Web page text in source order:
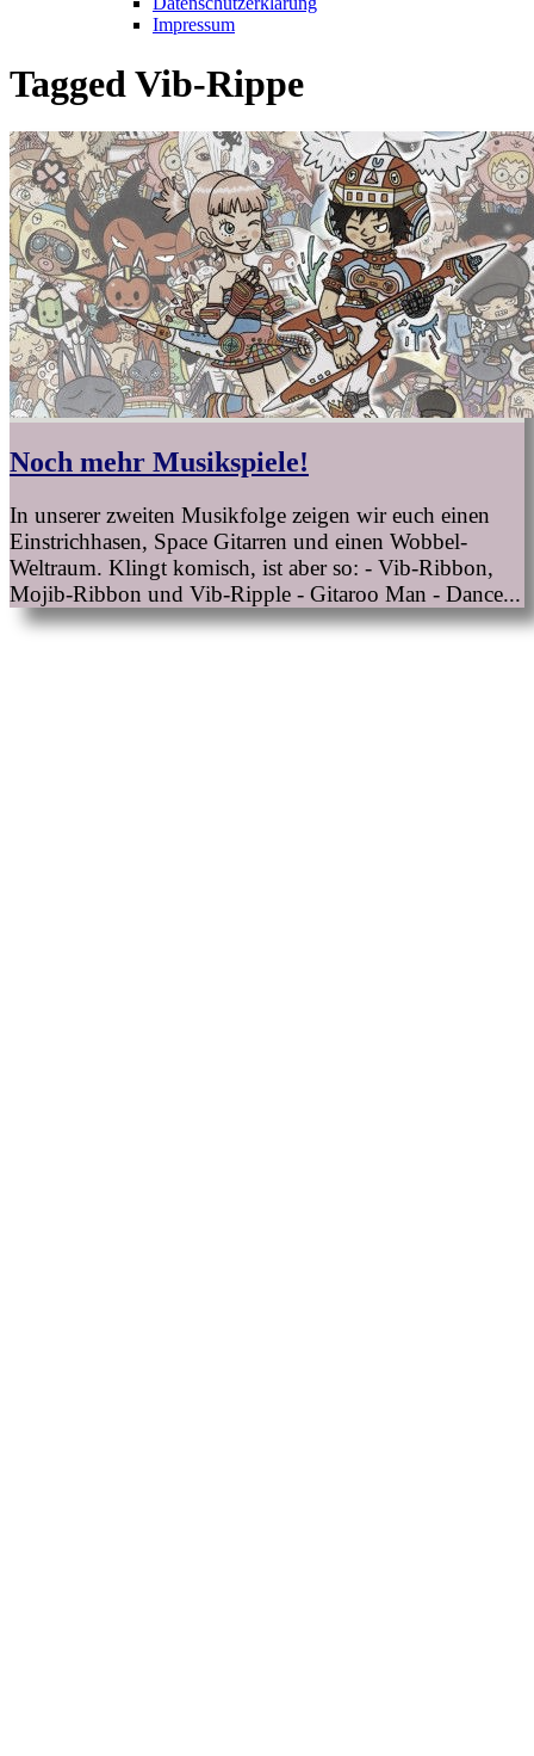
Impressum
Tagged Vib-Rippe
Noch mehr Musikspiele!
In unserer zweiten Musikfolge zeigen wir euch einen
Einstrichhasen, Space Gitarren und einen Wobbel-
Weltraum. Klingt komisch, ist aber so: - Vib-Ribbon,
Mojib-Ribbon und Vib-Ripple - Gitaroo Man - Dance...